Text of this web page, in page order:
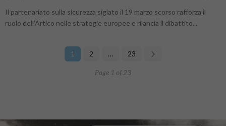
Il partenariato sulla sicurezza siglato il 19 marzo scorso rafforza il
ruolo dell’Artico nelle strategie europee e rilancia il dibattito...
1 2 … 23
Page 1 of 23